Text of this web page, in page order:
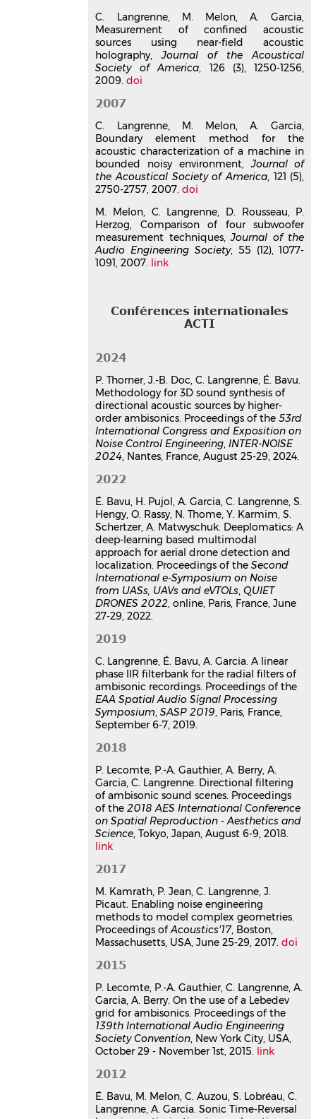
de directivité
Philippe Thorner,Eric Bavu
Jean-
Baptiste Doc,Christophe Langrenne
CFA 2025 - 17e Congrès Français
d'Acoustique
, Société Française
hal-05069763v1
Interpolation et extrapolation de
réponses impulsionnelles par
krigeage dans des salles de
concert
Louis Reine
Doc, Christophe Langrenne,Eric Bavu
CFA 2025 - 17e Congrès Français
d'Acoustique, Société Française
d'Acoustique, Apr 2025, Paris, France
localisations de sources
binaurales issus d’HRTFs
Antoine Bourachot
Langrenne,Jean-Baptiste Doc
CFA 2025 - 17e Congrès Français
d'Acoustique, Société Française
d'Acoustique (SFA), Apr 2025, Paris,
France
Communication dans un congrès
hal-05365969v1
Methodology for 3D sound
sources by higher-order
ambisonics
Philippe Thorner,Eric Bavu,
Baptiste Doc,Christophe Langrenne
Internoise 2024, Aug 2024, Nantes
(France), France
Communication dans un congrès
hal-04694361v1
based multimodal approach for
aerial drone detection and
localization
Éric Bavu,Hadrien Pujol,Alexandre
Garcia,Christophe Langrenne,
Sébastien Hengy,Oussama Rassy
Nicolas Thome,
Stéphane Schertzer
Matwyschuk
QUIET DRONES Second International e-
Symposium on UAV/UAS Noise,
INCE/Europe; CidB, Jun 2022, Paris,
France
Communication dans un congrès
hal-03707115v1
reconnaissance acoustique de
drones
Hadrien Pujol,Eric Bavu,Alexandre
Garcia ,Christophe Langrenne,
Sébastien Hengy,Stéphane Schertzer
Alexis Matwyschuk
CFA2022
d'Acoustique, Apr 2022, Marseille,
France
Communication dans un congrès
hal-03707053v1
Mesurer la réponse d'un
microphone en basses
fréquences
Chenevez,Alexandre Garcia
16ème Congrès Français d'Acoustique,
C. Langrenne, M. Melon, A. Garcia,
Measurement of confined acoustic
sources using near-field acoustic
holography,Journal of the Acoustical
Society of America, 126 (3), 1250-1256,
2009.doi
2007
C. Langrenne, M. Melon, A. Garcia,
Boundary element method for the
acoustic characterization of a machine in
bounded noisy environment,Journal of
the Acoustical Society of America, 121 (5),
2750-2757, 2007.doi
M. Melon, C. Langrenne, D. Rousseau, P.
Herzog, Comparison of four subwoofer
measurement techniques,Journal of the
Audio Engineering Society, 55 (12), 1077-
1091, 2007. link
Conférences internationales
ACTI
2024
P. Thorner, J.-B. Doc, C. Langrenne, É. Bavu.
Methodology for 3D sound synthesis of
directional acoustic sources by higher-
order ambisonics. Proceedings of the53rd
International Congress and Exposition on
Noise Control Engineering,INTER-NOISE
2024, Nantes, France, August 25-29, 2024.
2022
É. Bavu, H. Pujol, A. Garcia, C. Langrenne, S.
Hengy, O. Rassy, N. Thome, Y. Karmim, S.
Schertzer, A. Matwyschuk. Deeplomatics: A
deep-learning based multimodal
approach for aerial drone detection and
localization. Proceedings of theSecond
International e-Symposium on Noise
from UASs, UAVs and eVTOLs,QUIET
DRONES 2022, online, Paris, France, June
27-29, 2022.
2019
C. Langrenne, É. Bavu, A. Garcia. A linear
phase IIR filterbank for the radial filters of
ambisonic recordings. Proceedings of the
EAA Spatial Audio Signal Processing
Symposium,SASP 2019, Paris, France,
September 6-7, 2019.
2018
P. Lecomte, P.-A. Gauthier, A. Berry, A.
Garcia, C. Langrenne. Directional filtering
of ambisonic sound scenes. Proceedings
of the2018 AES International Conference
on Spatial Reproduction - Aesthetics and
Science, Tokyo, Japan, August 6-9, 2018.
link
2017
M. Kamrath, P. Jean, C. Langrenne, J.
Picaut. Enabling noise engineering
methods to model complex geometries.
Proceedings ofAcoustics'17, Boston,
Massachusetts, USA, June 25-29, 2017.doi
2015
P. Lecomte, P.-A. Gauthier, C. Langrenne, A.
Garcia, A. Berry. On the use of a Lebedev
grid for ambisonics. Proceedings of the
139th International Audio Engineering
Society Convention, New York City, USA,
October 29 - November 1st, 2015. link
2012
É. Bavu, M. Melon, C. Auzou, S. Lobréau, C.
Langrenne, A. Garcia. Sonic Time-Reversal